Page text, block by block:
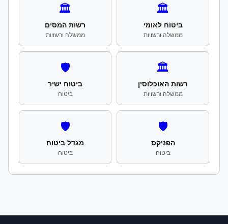
🏛️
ביטוח לאומי
ממשלה ורשויות
🏛️
רשות המסים
ממשלה ורשויות
🏛️
רשות האוכלוסין
ממשלה ורשויות
🛡️
ביטוח ישיר
ביטוח
🛡️
הפניקס
ביטוח
🛡️
מגדל ביטוח
ביטוח